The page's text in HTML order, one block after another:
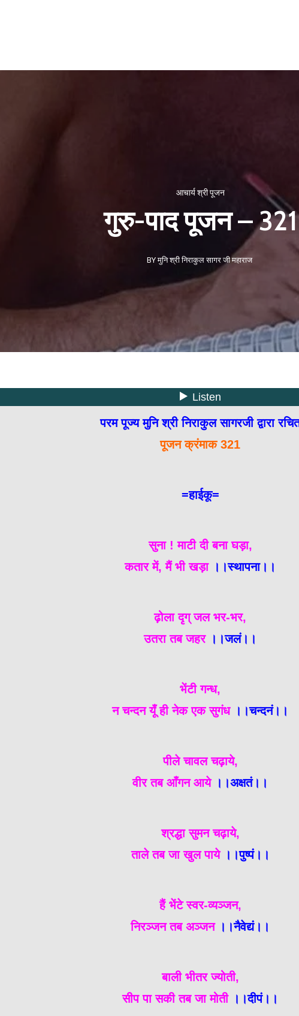
आचार्य श्री पूजन
गुरु-पाद पूजन – 321
BY मुनि श्री निराकुल सागर जी महाराज
परम पूज्य मुनि श्री निराकुल सागरजी द्वारा
पूजन क्रंमाक 321
=हाईकू=
सुना ! माटी दी बना घड़ा,
कतार में, मैं भी खड़ा ।।स्थापना।।
ढ़ोला दृग् जल भर-भर,
उतरा तब जहर ।।जलं।।
भेंटी गन्ध,
न चन्दन यूँ ही नेक एक सुगंध।।चन्दनं।।
पीले चावल चढ़ाये,
वीर तब आँगन आये।।अक्षतं।।
श्रद्धा सुमन चढ़ाये,
ताले तब जा खुल पाये।।पुष्पं।।
हैं भेंटे स्वर-व्यञ्जन,
निरञ्जन तब अञ्जन ।।नैवेद्यं।।
बाली भीतर ज्योती,
सीप पा सकी तब जा मोती।।दीपं।।